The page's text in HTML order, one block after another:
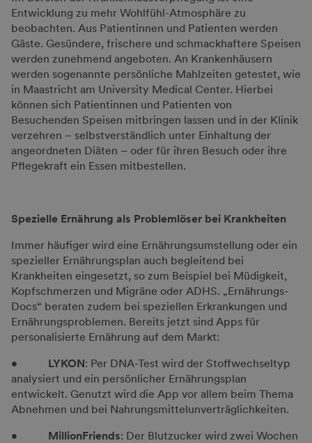
Entwicklung zu mehr Wohlfühl-Atmosphäre zu
beobachten. Aus Patientinnen und Patienten werden
Gäste. Gesündere, frischere und schmackhaftere Speisen
werden zunehmend angeboten. An Krankenhäusern
werden sogenannte persönliche Mahlzeiten getestet, wie
in Maastricht am University Medical Center. Hierbei
können sich Patientinnen und Patienten von
Besuchenden Speisen mitbringen lassen und in der Klinik
verzehren – selbstverständlich unter Einhaltung der
angeordneten Diäten – oder für ihren Besuch oder ihre
Pflegekraft ein Essen mitbestellen.
Spezielle Ernährung als Problemlöser bei Krankheiten
Immer häufiger wird eine Ernährungsumstellung oder ein
spezieller Ernährungsplan auch begleitend bei
Krankheiten eingesetzt, so zum Beispiel bei Müdigkeit,
Kopfschmerzen und Migräne oder ADHS. „Ernährungs-
Docs“ beraten zudem bei speziellen Erkrankungen und
Ernährungsproblemen. Bereits jetzt sind Apps für
personalisierte Ernährung auf dem Markt:
• LYKON: Per DNA-Test wird der Stoffwechseltyp
analysiert und ein persönlicher Ernährungsplan
entwickelt. Genutzt wird die App vor allem beim Thema
Abnehmen und bei Nahrungsmittelunverträglichkeiten.
• MillionFriends: Der Blutzucker wird zwei Wochen